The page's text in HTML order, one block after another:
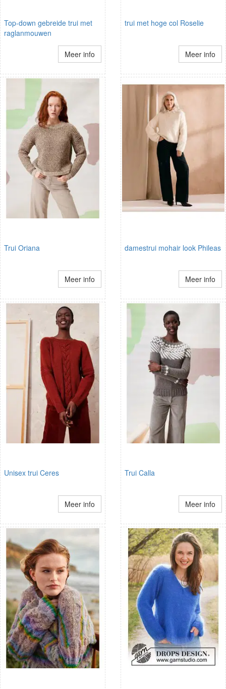
Top-down gebreide trui met
raglanmouwen
Meer info
trui met hoge col Roselie
Meer info
Trui Oriana
Meer info
damestrui mohair look Phileas
Meer info
Unisex trui Ceres
Meer info
Trui Calla
Meer info